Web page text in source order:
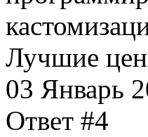
Лучшие
03 Январь
Ответ #4